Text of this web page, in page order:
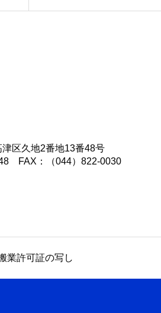
津区久地2番地13番48号
FAX：（044）822-0030
業許可証の写し